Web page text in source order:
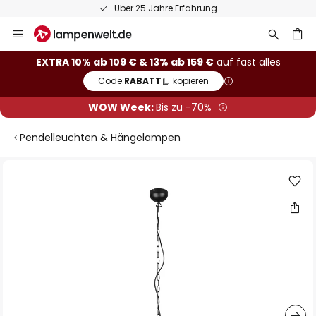
Über 25 Jahre Erfahrung
Inhalt
springen
EXTRA 10% ab 109 € & 13% ab 159 €auf fast alles
Code:RABATT kopieren
WOW Week:Bis zu -70%
Pendelleuchten & Hängelampen